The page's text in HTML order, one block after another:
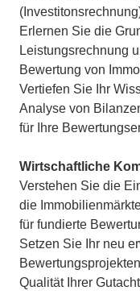
Erlernen Sie die
Leistungsrechnung
Bewertung von
Vertiefen Sie Ihr
Analyse von
für Ihre
Wirtschaftliche
Verstehen Sie die
die
für fundierte
Setzen Sie Ihr neu
Qualität Ihrer